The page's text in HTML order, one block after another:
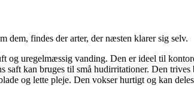
dem, findes der arter, der næsten klarer sig selv.
og uregelmæssig vanding. Den er ideel til
saft kan bruges til små hudirritationer. Den
og lette pleje. Den vokser hurtigt og kan